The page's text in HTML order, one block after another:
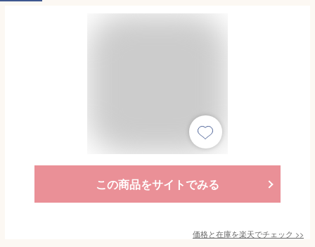
この商品をサイトでみる
価格と在庫を楽天でチェック >>